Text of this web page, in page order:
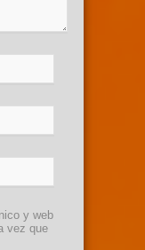
y web
vez que